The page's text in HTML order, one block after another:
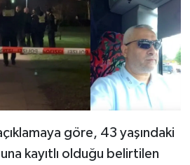
göre, 43 yaşındaki
kayıtlı olduğu belirtilen